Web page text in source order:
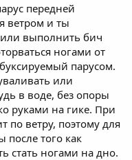
передней
ветром и ты
или выполнить бич
ногами от
парусом.
или
в воде, без опоры
руками на гике. При
по ветру, поэтому для
после того как
стать ногами на дно.